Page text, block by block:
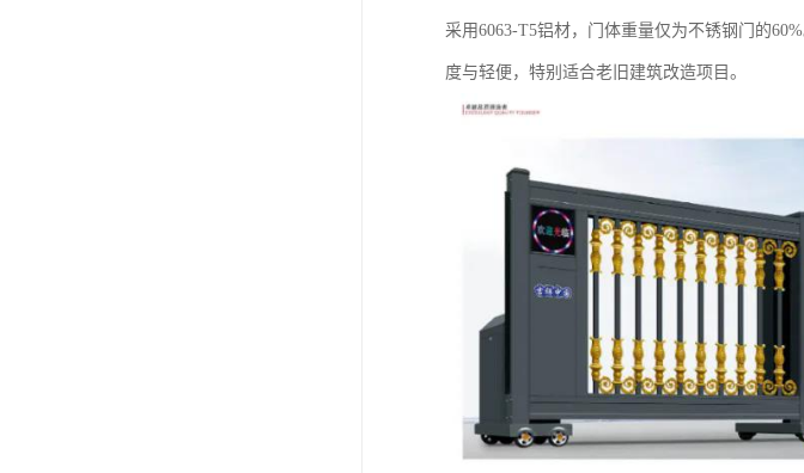
采用6063-T5铝材，门体重量仅为不锈钢门的
度与轻便，特别适合老旧建筑改造项目。